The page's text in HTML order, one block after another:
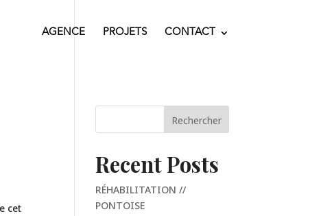
AGENCE PROJETS CONTACT
cet
Rechercher
Recent Posts
RÉHABILITATION //
PONTOISE